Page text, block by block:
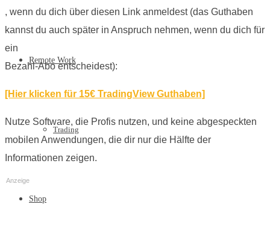
Remote Work
Trading
Shop
, wenn du dich über diesen Link anmeldest (das Guthaben
kannst du auch später in Anspruch nehmen, wenn du dich für
ein
Bezahl-Abo entscheidest):
[Hier klicken für 15€ TradingView Guthaben]
Nutze Software, die Profis nutzen, und keine abgespeckten
mobilen Anwendungen, die dir nur die Hälfte der
Informationen zeigen.
Anzeige